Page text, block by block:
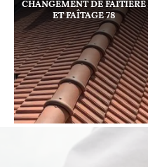
CHANGEMENT DE FAÎTIÈRE
ET FAÎTAGE 78